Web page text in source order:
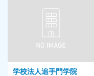
学校法人追手門学院